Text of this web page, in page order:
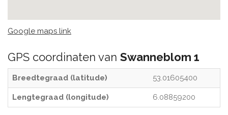
Google maps link
GPS coordinaten van Swanneblom 1
Breedtegraad (latitude) 53.01605400
Lengtegraad (longitude) 6.08859200